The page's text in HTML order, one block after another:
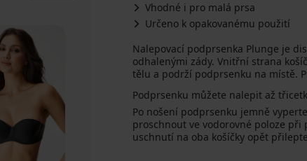
Vhodné i pro malá prsa
Určeno k opakovanému použití
Nalepovací podprsenka Plunge je
odhalenými zády. Vnitřní strana
tělu a podrží podprsenku na místě.
Podprsenku můžete nalepit až
Po nošení podprsenku jemně
proschnout ve vodorovné poloze
uschnutí na oba košíčky opět